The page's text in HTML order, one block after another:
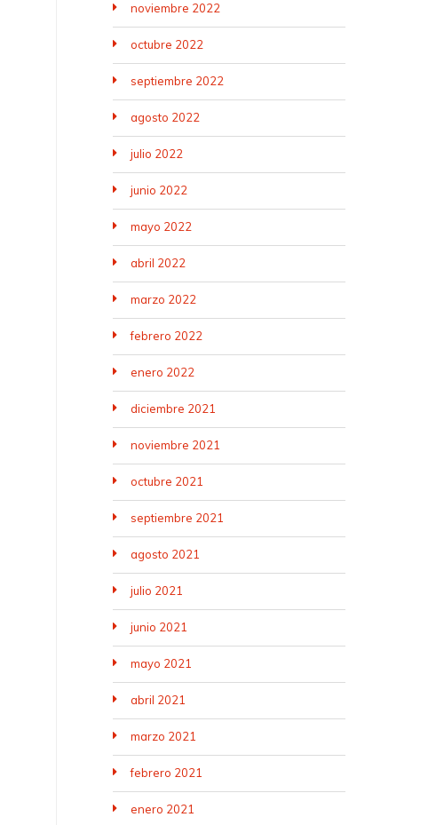
noviembre 2022
octubre 2022
septiembre 2022
agosto 2022
julio 2022
junio 2022
mayo 2022
abril 2022
marzo 2022
febrero 2022
enero 2022
diciembre 2021
noviembre 2021
octubre 2021
septiembre 2021
agosto 2021
julio 2021
junio 2021
mayo 2021
abril 2021
marzo 2021
febrero 2021
enero 2021